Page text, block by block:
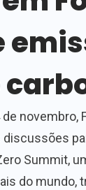
novembro,
discussões
Summit,
do mundo,